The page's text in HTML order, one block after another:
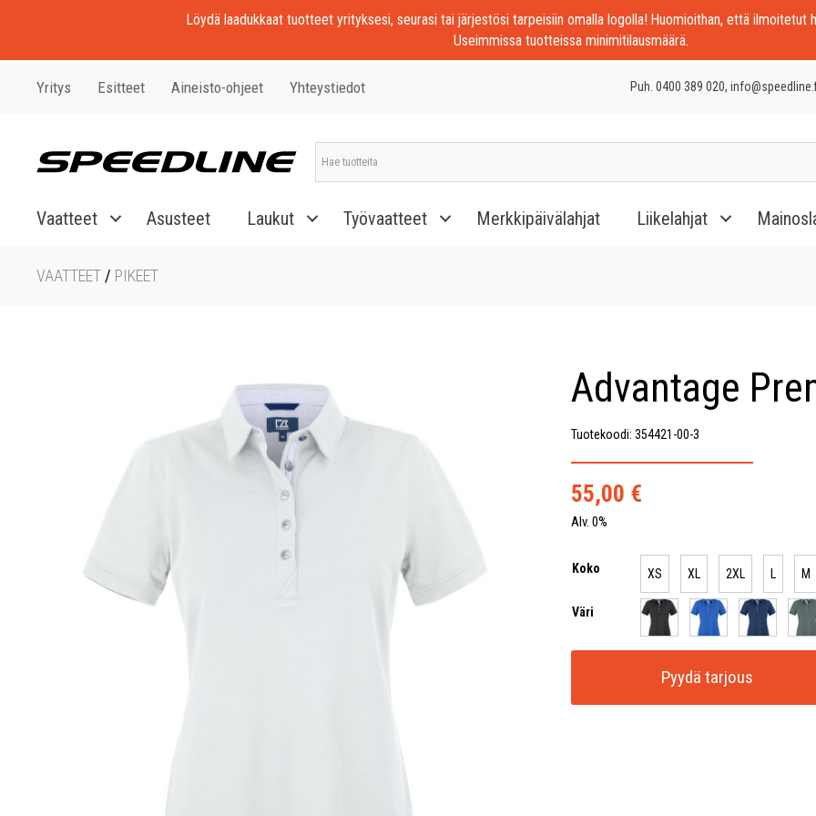
Löydä laadukkaat tuotteet yrityksesi, seurasi tai järjestösi tarpeisiin omalla logolla! Huomioithan, että ilmoitetut
Useimmissa tuotteissa minimitilausmäärä.
Yritys Esitteet Aineisto-ohjeet Yhteystiedot Puh. 0400 389 020,
Vaatteet Asusteet Laukut Työvaatteet Merkkipäivälahjat Liikelahjat
VAATTEET / PIKEET
Advantage
Tuotekoodi: 354421-00-3
55,00 €
Alv. 0%
Koko XS XL 2XL L M
Väri
Pyydä tarjous